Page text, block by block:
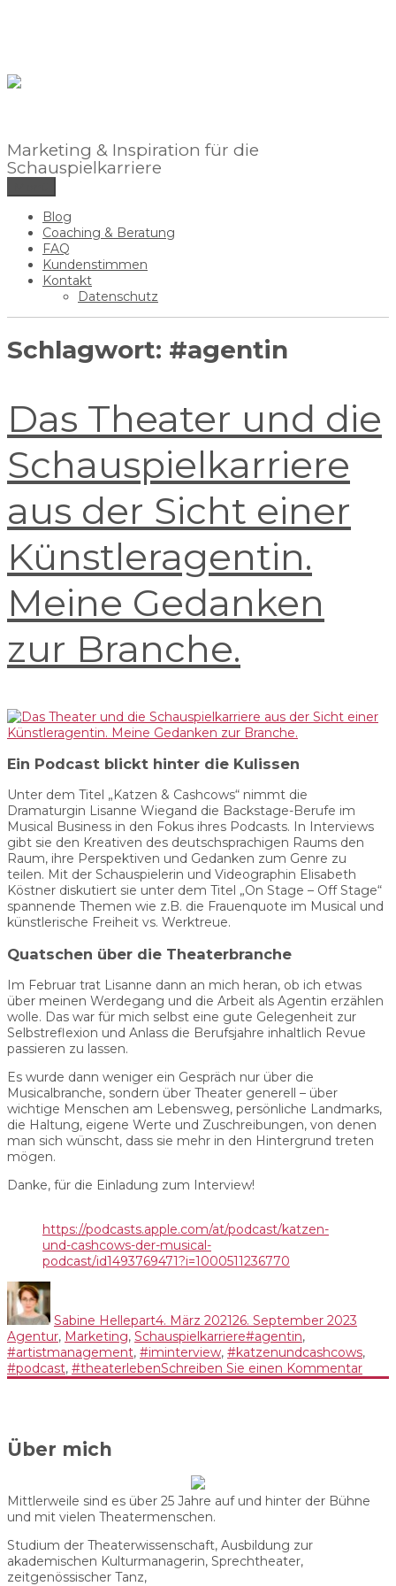
springen
Marketing & Inspiration für die
Schauspielkarriere
Blog
Coaching & Beratung
FAQ
Kundenstimmen
Kontakt
Datenschutz
Schlagwort: #agentin
Das Theater und die
Schauspielkarriere
aus der Sicht einer
Künstleragentin.
Meine Gedanken
zur Branche.
Ein Podcast blickt hinter die Kulissen
Unter dem Titel „Katzen & Cashcows“ nimmt die
Dramaturgin Lisanne Wiegand die Backstage-Berufe im
Musical Business in den Fokus ihres Podcasts. In Interviews
gibt sie den Kreativen des deutschsprachigen Raums den
Raum, ihre Perspektiven und Gedanken zum Genre zu
teilen. Mit der Schauspielerin und Videographin Elisabeth
Köstner diskutiert sie unter dem Titel „On Stage – Off Stage“
spannende Themen wie z.B. die Frauenquote im Musical und
künstlerische Freiheit vs. Werktreue.
Quatschen über die Theaterbranche
Im Februar trat Lisanne dann an mich heran, ob ich etwas
über meinen Werdegang und die Arbeit als Agentin erzählen
wolle. Das war für mich selbst eine gute Gelegenheit zur
Selbstreflexion und Anlass die Berufsjahre inhaltlich Revue
passieren zu lassen.
Es wurde dann weniger ein Gespräch nur über die
Musicalbranche, sondern über Theater generell – über
wichtige Menschen am Lebensweg, persönliche Landmarks,
die Haltung, eigene Werte und Zuschreibungen, von denen
man sich wünscht, dass sie mehr in den Hintergrund treten
mögen.
Danke, für die Einladung zum Interview!
https://podcasts.apple.com/at/podcast/katzen-
und-cashcows-der-musical-
podcast/id1493769471?i=1000511236770
Autor
Sabine Hellepart4. März 202126. September 2023
Agentur, Marketing, SchauspielkarriereSchlagwörter
#agentin,
#artistmanagement, #iminterview, #katzenundcashcows,
#podcast, #theaterlebenSchreiben Sie einen Kommentarzu
Das
Sicht
einer
Über mich
Mittlerweile sind es über 25 Jahre auf und hinter der Bühne
und mit vielen Theatermenschen.
Studium der Theaterwissenschaft, Ausbildung zur
akademischen Kulturmanagerin, Sprechtheater,
zeitgenössischer Tanz,